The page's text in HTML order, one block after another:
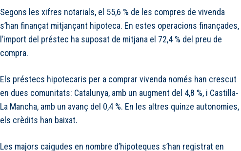
Segons les xifres notarials, el 55,6 % de les compres de vivenda
s’han finançat mitjançant hipoteca. En estes operacions finançades,
l’import del préstec ha suposat de mitjana el 72,4 % del preu de
compra.
Els préstecs hipotecaris per a comprar vivenda només han crescut
en dues comunitats: Catalunya, amb un augment del 4,8 %, i Castilla-
La Mancha, amb un avanç del 0,4 %. En les altres quinze autonomies,
els crèdits han baixat.
Les majors caigudes en nombre d’hipoteques s’han registrat en